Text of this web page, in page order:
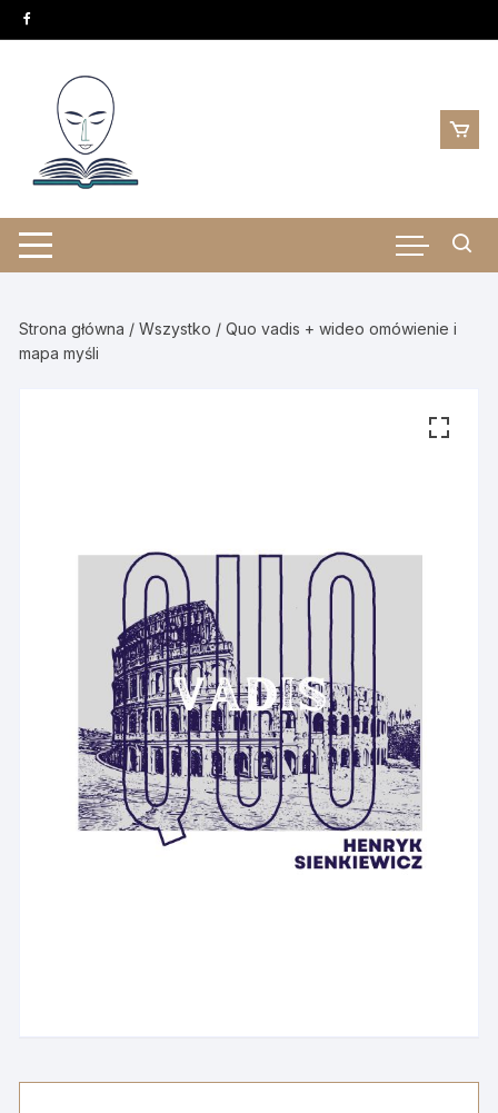
Skip
to
Strona główna /Wszystko / Quo vadis + wideo omówienie i
mapa myśli